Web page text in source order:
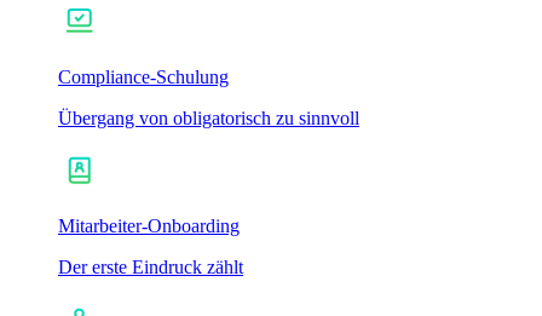
Compliance-Schulung
Übergang von obligatorisch zu sinnvoll
Mitarbeiter-Onboarding
Der erste Eindruck zählt